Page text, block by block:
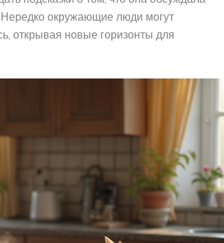
окружающие люди могут
открывая новые горизонты для